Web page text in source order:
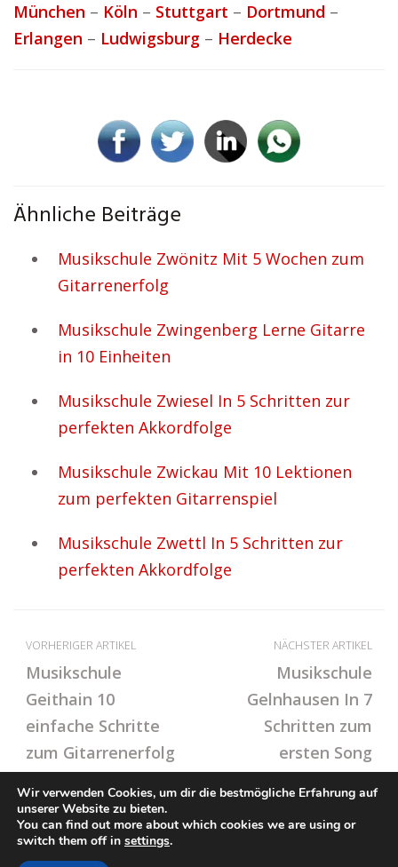
München – Köln – Stuttgart – Dortmund –
Erlangen – Ludwigsburg – Herdecke
Ähnliche Beiträge
Musikschule Zwönitz Mit 5 Wochen zum
Gitarrenerfolg
Musikschule Zwingenberg Lerne Gitarre
in 10 Einheiten
Musikschule Zwiesel In 5 Schritten zur
perfekten Akkordfolge
Musikschule Zwickau Mit 10 Lektionen
zum perfekten Gitarrenspiel
Musikschule Zwettl In 5 Schritten zur
perfekten Akkordfolge
VORHERIGER ARTIKEL
Musikschule
Geithain 10
einfache Schritte
zum Gitarrenerfolg
NÄCHSTER ARTIKEL
Musikschule
Gelnhausen In 7
Schritten zum
ersten Song
© Ton-Musikschule.de
Wir verwenden Cookies, um dir die bestmögliche Erfahrung auf
unserer Website zu bieten.
You can find out more about which cookies we are using or
switch them off in settings.